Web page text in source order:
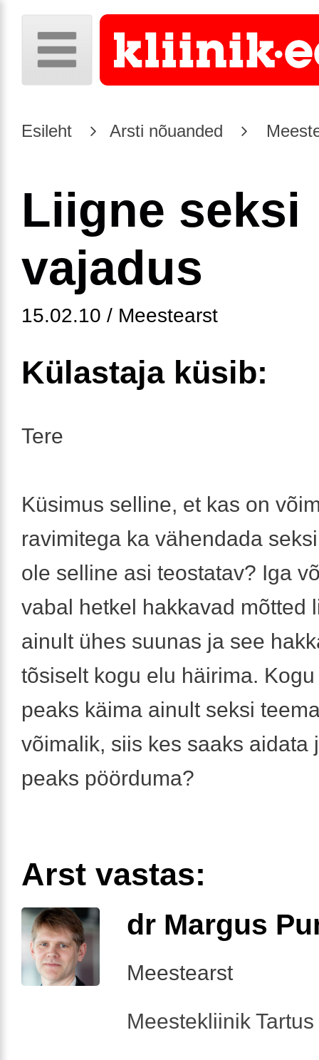
Esileht Arsti nõuanded
Liigne seksi
vajadus
15.02.10 / Meestearst
Külastaja küsib:
Tere
Küsimus selline, et kas on
ravimitega ka vähendada
ole selline asi teostatav? Iga
vabal hetkel hakkavad mõtted
ainult ühes suunas ja see
tõsiselt kogu elu häirima.
peaks käima ainult seksi
võimalik, siis kes saaks aidata
peaks pöörduma?
Arst vastas:
dr Margus
Meestearst
Meestekliinik